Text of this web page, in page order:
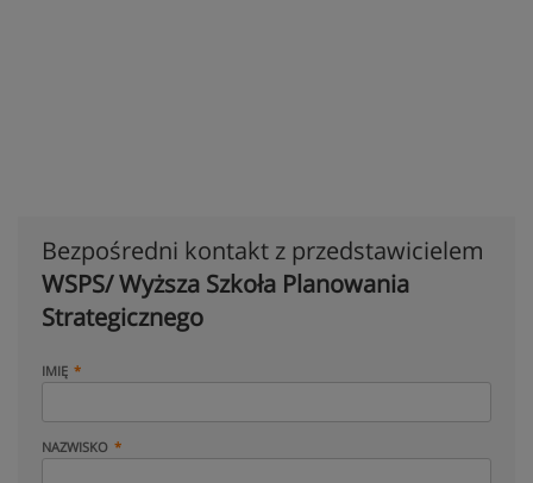
Bezpośredni kontakt z przedstawicielem
WSPS/ Wyższa Szkoła Planowania
Strategicznego
IMIĘ
NAZWISKO